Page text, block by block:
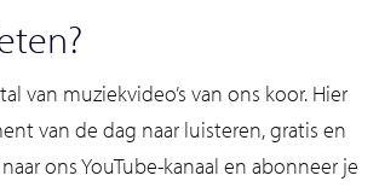
van muziekvideo’s van ons koor. Hier
van de dag naar luisteren, gratis en
ons YouTube-kanaal en abonneer je